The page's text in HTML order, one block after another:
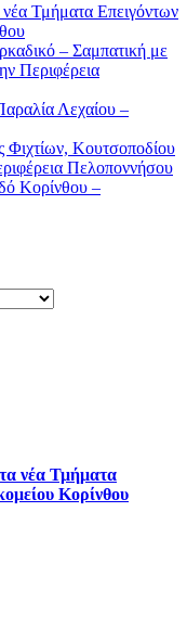
Τμήματα Επειγόντων
– Σαμπατική με
Περιφέρεια
Λεχαίου –
Φιχτίων, Κουτσοποδίου
Πελοποννήσου
Κορίνθου –
νέα Τμήματα
Κορίνθου